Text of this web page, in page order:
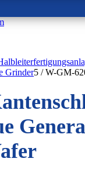
Grinder5 / W-GM-